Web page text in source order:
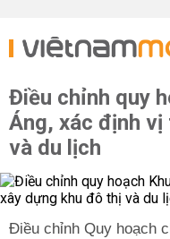
Điều chỉnh quy
Áng, xác định
và du lịch
Điều chỉnh Quy hoạch